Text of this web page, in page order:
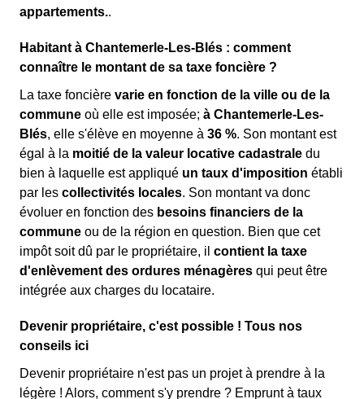
appartements..
Habitant à Chantemerle-Les-Blés : comment
connaître le montant de sa taxe foncière ?
La taxe foncière varie en fonction de la ville ou de la
commune où elle est imposée; à Chantemerle-Les-
Blés, elle s'élève en moyenne à 36 %. Son montant est
égal à la moitié de la valeur locative cadastrale du
bien à laquelle est appliqué un taux d'imposition établi
par les collectivités locales. Son montant va donc
évoluer en fonction des besoins financiers de la
commune ou de la région en question. Bien que cet
impôt soit dû par le propriétaire, il contient la taxe
d'enlèvement des ordures ménagères qui peut être
intégrée aux charges du locataire.
Devenir propriétaire, c'est possible ! Tous nos
conseils ici
Devenir propriétaire n'est pas un projet à prendre à la
légère ! Alors, comment s'y prendre ? Emprunt à taux